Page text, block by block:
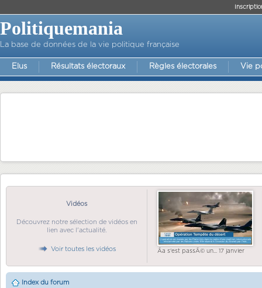
Politiquemania
La base de données de la vie politique française
Elus Résultats électoraux Règles électorales Vie
Vidéos
Découvrez notre sélection de vidéos en
lien avec l'actualité.
Voir toutes les vidéos Ãa s'est passÃ© un... 17 janvier
Index du forum